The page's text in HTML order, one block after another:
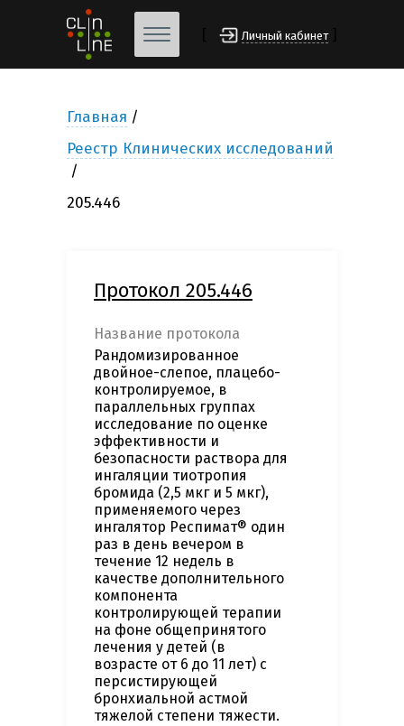
Личный кабинет
Главная
Реестр Клинических исследований
205.446
Протокол 205.446
Название протокола
Рандомизированное
двойное-слепое, плацебо-
контролируемое, в
параллельных группах
исследование по оценке
эффективности и
безопасности раствора для
ингаляции тиотропия
бромида (2,5 мкг и 5 мкг),
применяемого через
ингалятор Респимат® один
раз в день вечером в
течение 12 недель в
качестве дополнительного
компонента
контролирующей терапии
на фоне общепринятого
лечения у детей (в
возрасте от 6 до 11 лет) с
персистирующей
бронхиальной астмой
тяжелой степени тяжести.